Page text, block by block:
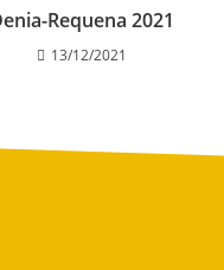
Requena 2021
13/12/2021